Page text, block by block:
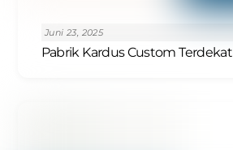
Juni 23, 2025
Pabrik Kardus Custom Terdekat